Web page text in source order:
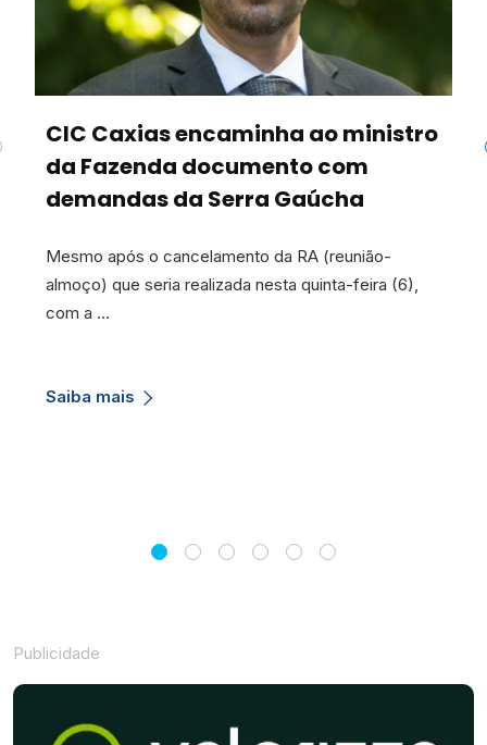
CIC Caxias encaminha ao ministro
da Fazenda documento com
demandas da Serra Gaúcha
Mesmo após o cancelamento da RA (reunião-
almoço) que seria realizada nesta quinta-feira (6),
com a …
Saiba mais
Publicidade